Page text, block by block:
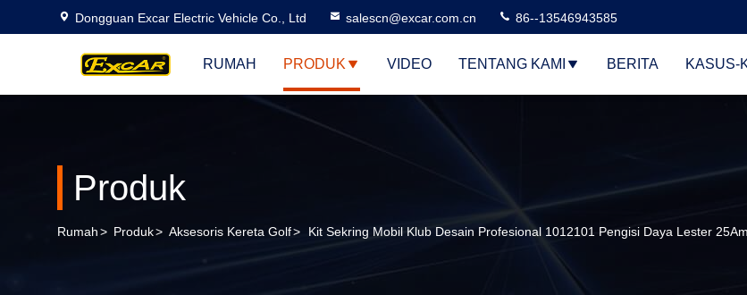
Dongguan Excar Electric Vehicle Co., Ltd salescn@excar.com.cn 86--13546943585
RUMAH PRODUK VIDEO TENTANG KAMI BERITA KASUS-
Produk
Rumah> Produk> Aksesoris Kereta Golf> Kit Sekring Mobil Klub Desain Profesional 1012101 Pengisi Daya Lester